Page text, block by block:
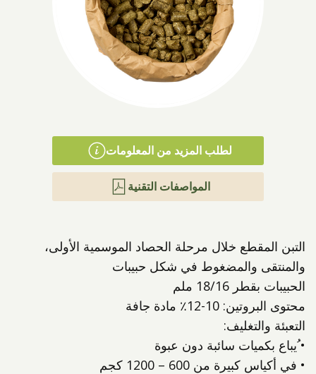
التبن المقطع خلال مرحلة الحصاد الموسمية الأولى،
والمنتقى والمضغوط في شكل حبيبات
الحبيبات بقطر 18/16 ملم
محتوى البروتين: 10-12٪ مادة جافة
التعبئة والتغليف:
• ُيباع بكميات سائبة دون عبوة
• في أكياس كبيرة من 600 – 1200 كجم
لطلب المزيد من المعلومات
المواصفات التقنية